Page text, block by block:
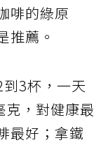
啡的綠原
推薦。
3杯，一天
，對健康最
最好；拿鐵